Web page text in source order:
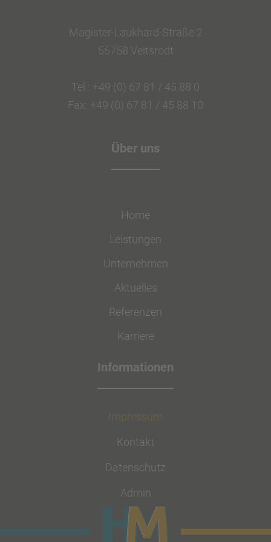
Magister-Laukhard-Straße 2
55758 Veitsrodt
Tel.: +49 (0) 67 81 / 45 88 0
Fax: +49 (0) 67 81 / 45 88 10
Über uns
Home
Leistungen
Unternehmen
Aktuelles
Referenzen
Karriere
Impressum
Kontakt
Datenschutz
Admin